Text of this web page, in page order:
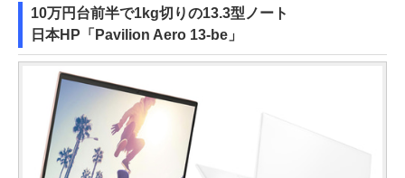
10万円台前半で1kg切りの13.3型ノート
日本HP「Pavilion Aero 13-be」